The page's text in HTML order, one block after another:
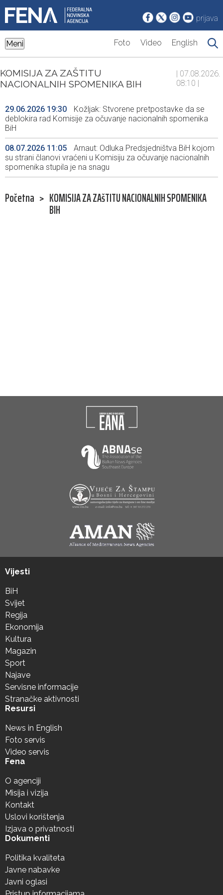
prijava
Meni Foto Video English
KOMISIJA ZA ZAŠTITU
NACIONALNIH SPOMENIKA BIH
| 07.08.2026.
08:10 |
29.06.2026 19:30
Kožljak: Stvorene pretpostavke da se
deblokira rad Komisije za očuvanje nacionalnih spomenika
BiH
08.07.2026 11:05
Arnaut: Odluka Predsjedništva BiH kojom
su strani članovi vraćeni u Komisiju za očuvanje nacionalnih
spomenika stupila je na snagu
Početna > KOMISIJA ZA ZAšTITU NACIONALNIH SPOMENIKA
BIH
Vijesti
BiH
Svijet
Regija
Ekonomija
Kultura
Magazin
Sport
Najave
Servisne informacije
Stranačke aktivnosti
Resursi
News in English
Foto servis
Video servis
Fena
O agenciji
Misija i vizija
Kontakt
Uslovi korištenja
Izjava o privatnosti
Dokumenti
Politika kvaliteta
Javne nabavke
Javni oglasi